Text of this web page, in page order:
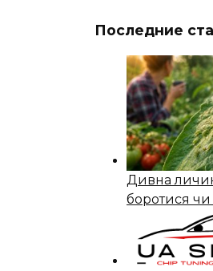
Последние
Дивна
боротися чи